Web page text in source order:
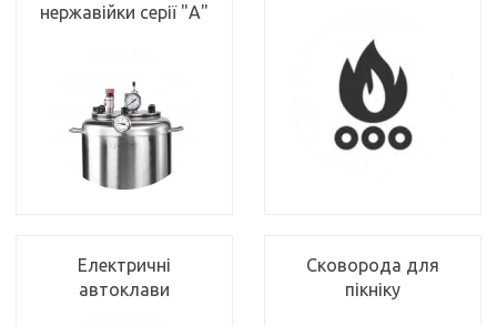
нержавійки серії "А"
Електричні
автоклави
Сковорода для
пікніку